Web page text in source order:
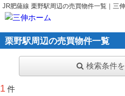
JR肥薩線 栗野駅周辺の売買物件一覧｜三
栗野駅周辺の売買物件一覧
検索条件
1 件